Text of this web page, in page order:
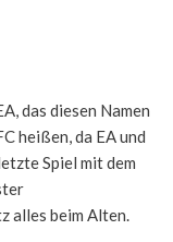
das diesen Namen
heißen, da EA und
Spiel mit dem
alles beim Alten.